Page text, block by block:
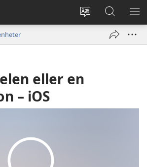
Endre
Logg
inn
Søk
på
JW.ORG
VIS
eller en
– iOS